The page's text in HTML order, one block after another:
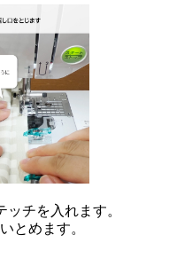
チを入れます。
めます。